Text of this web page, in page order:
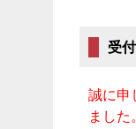
受
誠に申
ました